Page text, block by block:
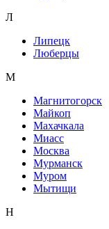
Л
Липецк
Люберцы
М
Магнитогорск
Майкоп
Махачкала
Миасс
Москва
Мурманск
Муром
Мытищи
Н